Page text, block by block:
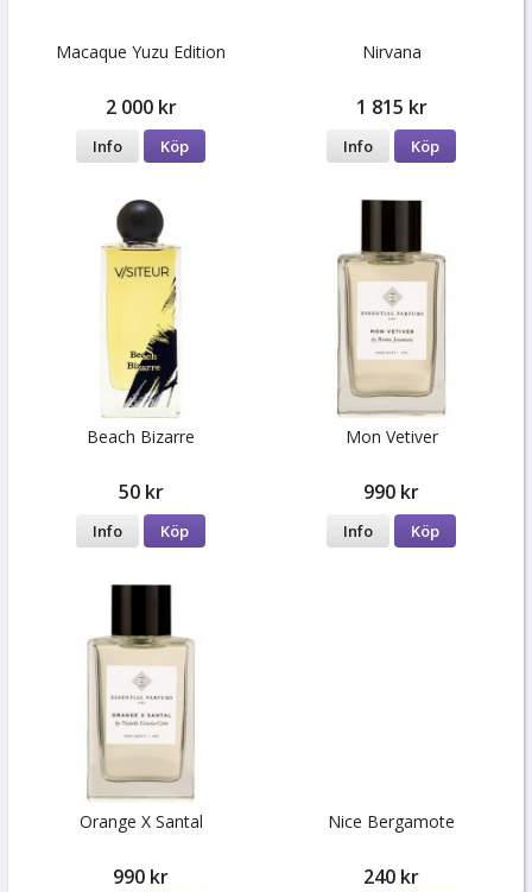
Macaque Yuzu Edition
2 000 kr
Info Köp
Nirvana
1 815 kr
Info Köp
Beach Bizarre
50 kr
Info Köp
Mon Vetiver
990 kr
Info Köp
Orange X Santal
990 kr
Nice Bergamote
240 kr